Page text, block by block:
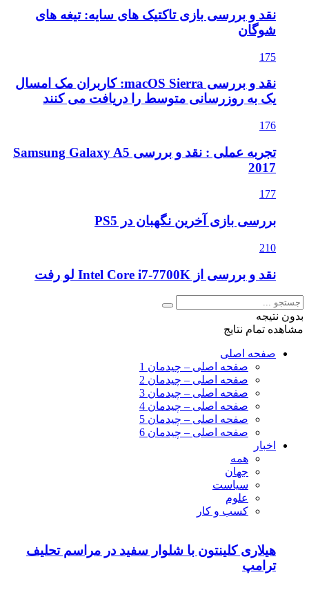
نقد و بررسی بازی تاکتیک های سایه: تیغه های
شوگان
175
نقد و بررسی macOS Sierra: کاربران مک امسال
یک به روزرسانی متوسط را دریافت می کنند
176
تجربه عملی : نقد و بررسی Samsung Galaxy A5
2017
177
بررسی بازی آخرین نگهبان در PS5
210
نقد و بررسی از Intel Core i7-7700K لو رفت
بدون نتیجه
مشاهده تمام نتایج
صفحه اصلی
صفحه اصلی – چیدمان 1
صفحه اصلی – چیدمان 2
صفحه اصلی – چیدمان 3
صفحه اصلی – چیدمان 4
صفحه اصلی – چیدمان 5
صفحه اصلی – چیدمان 6
اخبار
همه
جهان
سیاست
علوم
کسب و کار
هیلاری کلینتون با شلوار سفید در مراسم تحلیف
ترامپ